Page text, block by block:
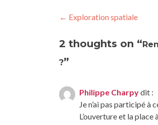
Post
navigation
← Exploration spatiale
2 thoughts on “
?”
Philippe Charpydit :
Je n’ai pas participé à
L’ouverture et la